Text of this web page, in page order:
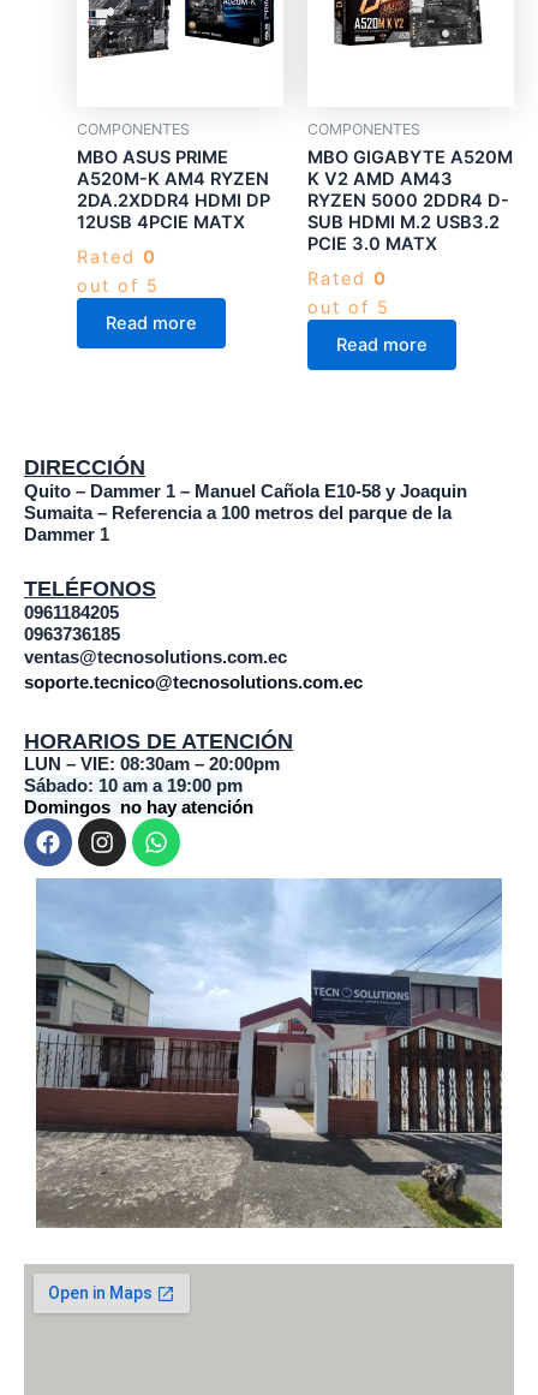
COMPONENTES
MBO ASUS PRIME
A520M-K AM4 RYZEN
2DA.2XDDR4 HDMI DP
12USB 4PCIE MATX
Rated 0
out of 5
Read more
COMPONENTES
MBO GIGABYTE A520M
K V2 AMD AM43
RYZEN 5000 2DDR4 D-
SUB HDMI M.2 USB3.2
PCIE 3.0 MATX
Rated 0
out of 5
Read more
DIRECCIÓN
Quito – Dammer 1 – Manuel Cañola E10-58 y Joaquin
Sumaita – Referencia a 100 metros del parque de la
Dammer 1
TELÉFONOS
0961184205
0963736185
ventas@tecnosolutions.com.ec
soporte.tecnico@tecnosolutions.com.ec
HORARIOS DE ATENCIÓN
LUN – VIE: 08:30am – 20:00pm
Sábado: 10 am a 19:00 pm
Domingos no hay atención
F
a
c
o
o
k
I
n
s
r
a
m
W
h
a
a